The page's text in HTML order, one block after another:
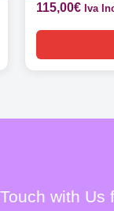
115,00€ Iva
with Us